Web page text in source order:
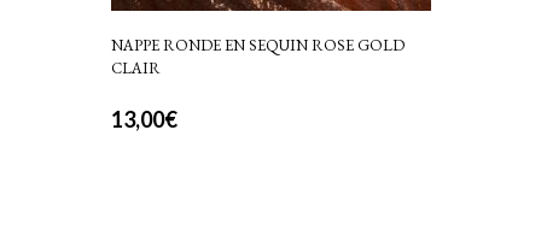
NAPPE RONDE EN SEQUIN ROSE GOLD
CLAIR
13,00€